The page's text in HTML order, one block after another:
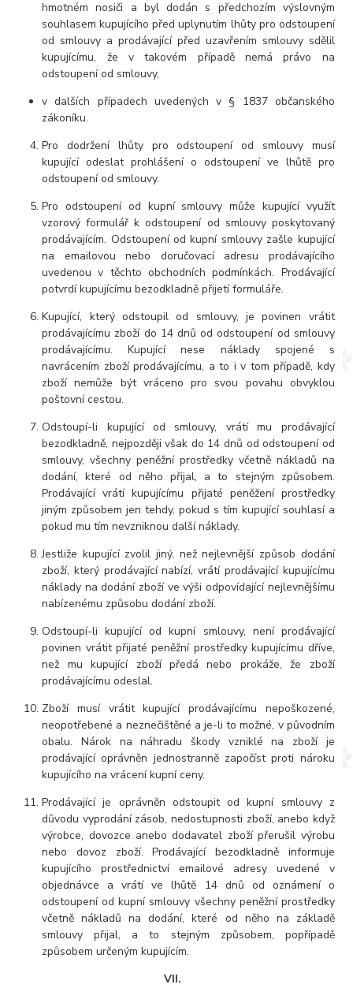
hmotném nosiči a byl dodán s předchozím výslovným
souhlasem kupujícího před uplynutím lhůty pro odstoupení
od smlouvy a prodávající před uzavřením smlouvy sdělil
kupujícímu, že v takovém případě nemá právo na
odstoupení od smlouvy,
v dalších případech uvedených v § 1837 občanského
zákoníku.
Pro dodržení lhůty pro odstoupení od smlouvy musí
kupující odeslat prohlášení o odstoupení ve lhůtě pro
odstoupení od smlouvy.
Pro odstoupení od kupní smlouvy může kupující využít
vzorový formulář k odstoupení od smlouvy poskytovaný
prodávajícím. Odstoupení od kupní smlouvy zašle kupující
na emailovou nebo doručovací adresu prodávajícího
uvedenou v těchto obchodních podmínkách. Prodávající
potvrdí kupujícímu bezodkladně přijetí formuláře.
Kupující, který odstoupil od smlouvy, je povinen vrátit
prodávajícímu zboží do 14 dnů od odstoupení od smlouvy
prodávajícímu. Kupující nese náklady spojené s
navrácením zboží prodávajícímu, a to i v tom případě, kdy
zboží nemůže být vráceno pro svou povahu obvyklou
poštovní cestou.
Odstoupí-li kupující od smlouvy, vrátí mu prodávající
bezodkladně, nejpozději však do 14 dnů od odstoupení od
smlouvy, všechny peněžní prostředky včetně nákladů na
dodání, které od něho přijal, a to stejným způsobem.
Prodávající vrátí kupujícímu přijaté peněžení prostředky
jiným způsobem jen tehdy, pokud s tím kupující souhlasí a
pokud mu tím nevzniknou další náklady.
Jestliže kupující zvolil jiný, než nejlevnější způsob dodání
zboží, který prodávající nabízí, vrátí prodávající kupujícímu
náklady na dodání zboží ve výši odpovídající nejlevnějšímu
nabízenému způsobu dodání zboží.
Odstoupí-li kupující od kupní smlouvy, není prodávající
povinen vrátit přijaté peněžní prostředky kupujícímu dříve,
než mu kupující zboží předá nebo prokáže, že zboží
prodávajícímu odeslal.
Zboží musí vrátit kupující prodávajícímu nepoškozené,
neopotřebené a neznečištěné a je-li to možné, v původním
obalu. Nárok na náhradu škody vzniklé na zboží je
prodávající oprávněn jednostranně započíst proti nároku
kupujícího na vrácení kupní ceny.
Prodávající je oprávněn odstoupit od kupní smlouvy z
důvodu vyprodání zásob, nedostupnosti zboží, anebo když
výrobce, dovozce anebo dodavatel zboží přerušil výrobu
nebo dovoz zboží. Prodávající bezodkladně informuje
kupujícího prostřednictví emailové adresy uvedené v
objednávce a vrátí ve lhůtě 14 dnů od oznámení o
odstoupení od kupní smlouvy všechny peněžní prostředky
včetně nákladů na dodání, které od něho na základě
smlouvy přijal, a to stejným způsobem, popřípadě
způsobem určeným kupujícím.
VII.